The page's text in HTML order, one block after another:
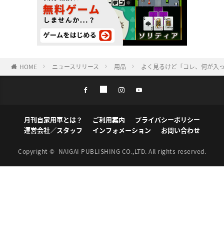
HOME ニュースリリース 用品 よく見るけど「コレ、何が入
月刊自家用車とは？ ご利用案内
プライバシーポリシー
運営会社／スタッフ
インフォメーション お問い合わせ
Copyright © NAIGAI PUBLISHING CO.,LTD. All rights reserved.